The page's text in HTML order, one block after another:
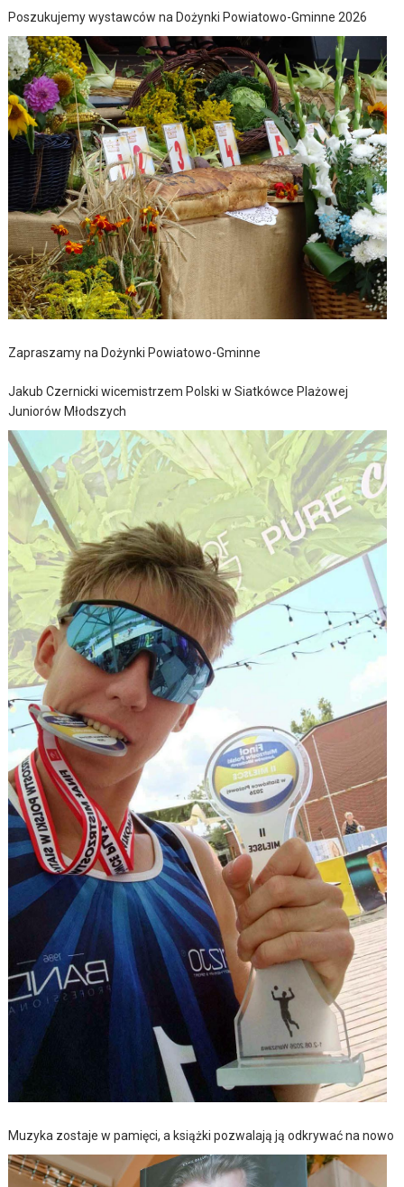
Poszukujemy wystawców na Dożynki Powiatowo-Gminne 2026
Zapraszamy na Dożynki Powiatowo-Gminne
Jakub Czernicki wicemistrzem Polski w Siatkówce Plażowej
Juniorów Młodszych
Muzyka zostaje w pamięci, a książki pozwalają ją odkrywać na nowo